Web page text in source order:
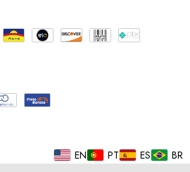
EN PT ES BR